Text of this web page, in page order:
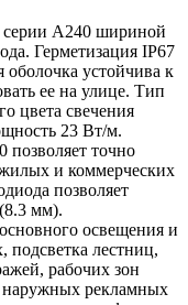
серии A240 шириной
Герметизация IP67
оболочка устойчива к
ее на улице. Тип
цвета свечения
23 Вт/м.
позволяет точно
и коммерческих
позволяет
мм).
освещения и
подсветка лестниц,
рабочих зон
наружных рекламных